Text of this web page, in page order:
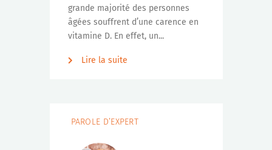
grande majorité des personnes
âgées souffrent d’une carence en
vitamine D. En effet, un...
Lire la suite
PAROLE D’EXPERT